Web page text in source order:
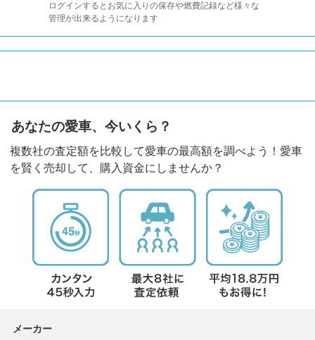
ログインするとお気に入りの保存や燃費記録など様々な
管理が出来るようになります
あなたの愛車、今いくら？
複数社の査定額を比較して愛車の最高額を調べよう！愛車
を賢く売却して、購入資金にしませんか？
メーカー